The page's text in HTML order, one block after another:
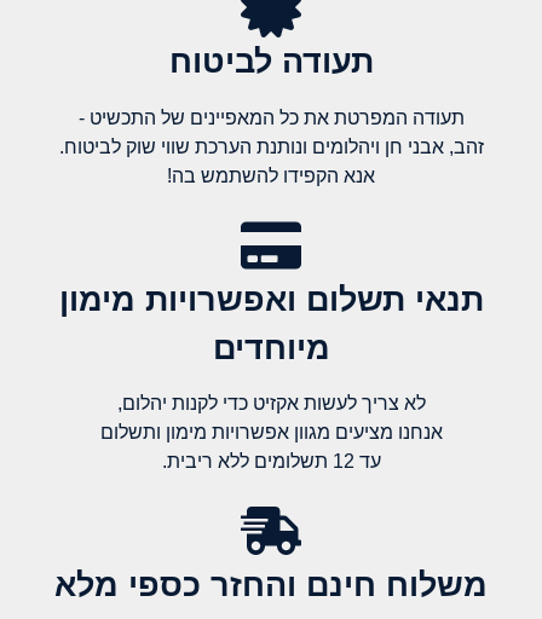
תעודה לביטוח
תעודה המפרטת את כל המאפיינים של התכשיט -
זהב, אבני חן ויהלומים ונותנת הערכת שווי שוק לביטוח.
אנא הקפידו להשתמש בה!
תנאי תשלום ואפשרויות מימון
מיוחדים
לא צריך לעשות אקזיט כדי לקנות יהלום,
אנחנו מציעים מגוון אפשרויות מימון ותשלום
עד 12 תשלומים ללא ריבית.
משלוח חינם והחזר כספי מלא​